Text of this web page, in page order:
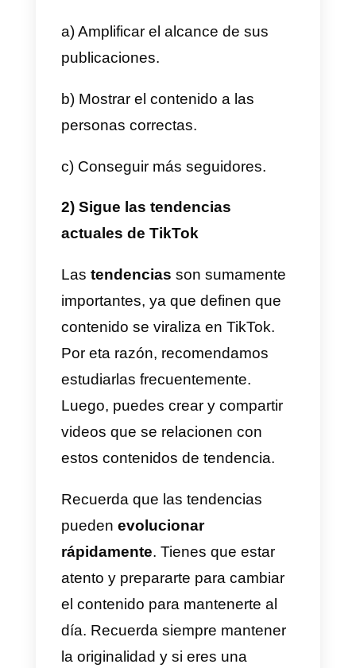
Tres estrategias para
vender en TikTok
Hashtags tienen mucho pensó
todas las redes sociales. Es la
forma en como se organiza el
contenido dentro de las mismas.
Dependiendo de los hashtags
que utilicemos, nuestro
se organizara. Por esto es muy
importante realizar una